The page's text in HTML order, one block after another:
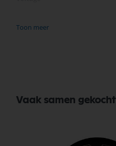
Fitting
Toon meer
Vaak samen gekocht